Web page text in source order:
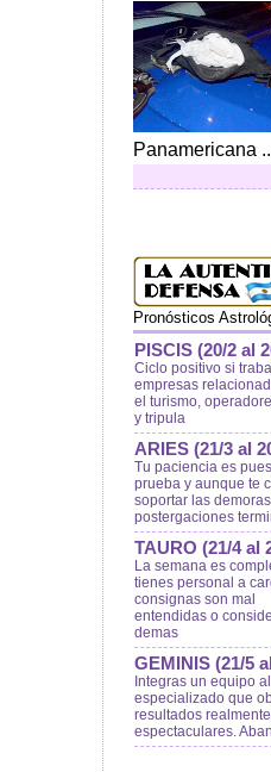
Panamericana
Pronósticos
PISCIS (20/2 al
Ciclo positivo si
empresas
el turismo,
y tripula
ARIES (21/3 al
Tu paciencia es
prueba y aunque te
soportar las
postergaciones
TAURO (21/4 al
La semana es
tienes personal a
consignas son mal
entendidas o
demas
GEMINIS (21/5
Integras un equipo
especializado que
resultados
espectaculares.